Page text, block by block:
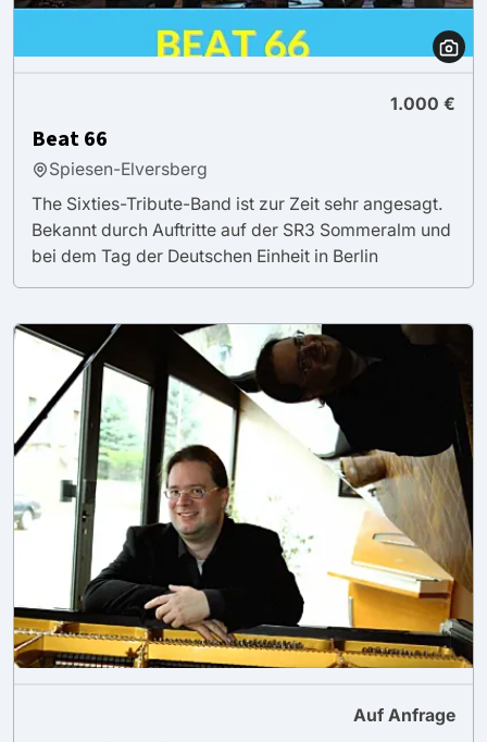
1.000 €
Beat 66
Spiesen-Elversberg
The Sixties-Tribute-Band ist zur Zeit sehr angesagt.
Bekannt durch Auftritte auf der SR3 Sommeralm und
bei dem Tag der Deutschen Einheit in Berlin
Auf Anfrage